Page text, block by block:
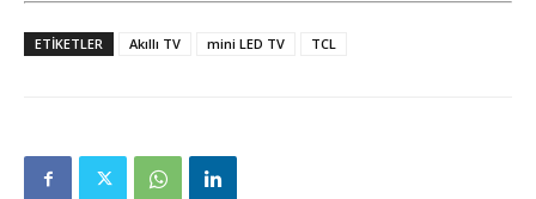
ETIKETLER Akıllı TV mini LED TV TCL